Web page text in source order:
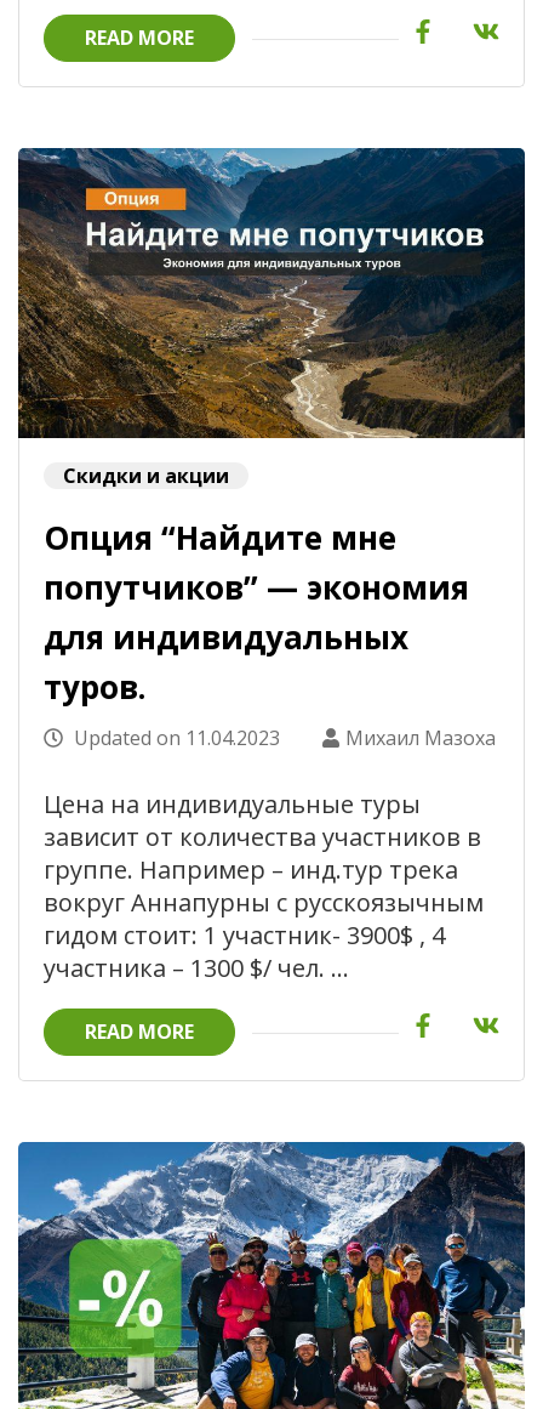
READ MORE
Скидки и акции
Опция “Найдите мне
попутчиков” — экономия
для индивидуальных
туров.
Updated on 11.04.2023 Михаил Мазоха
Цена на индивидуальные туры
зависит от количества участников в
группе. Например – инд.тур трека
вокруг Аннапурны с русскоязычным
гидом стоит: 1 участник- 3900$ , 4
участника – 1300 $/ чел. …
READ MORE